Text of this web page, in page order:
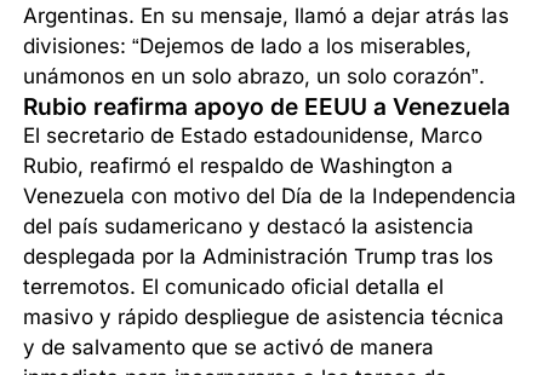
Argentinas. En su mensaje, llamó a dejar atrás las
divisiones: “Dejemos de lado a los miserables,
unámonos en un solo abrazo, un solo corazón”.
Rubio reafirma apoyo de EEUU a Venezuela
El secretario de Estado estadounidense, Marco
Rubio, reafirmó el respaldo de Washington a
Venezuela con motivo del Día de la Independencia
del país sudamericano y destacó la asistencia
desplegada por la Administración Trump tras los
terremotos. El comunicado oficial detalla el
masivo y rápido despliegue de asistencia técnica
y de salvamento que se activó de manera